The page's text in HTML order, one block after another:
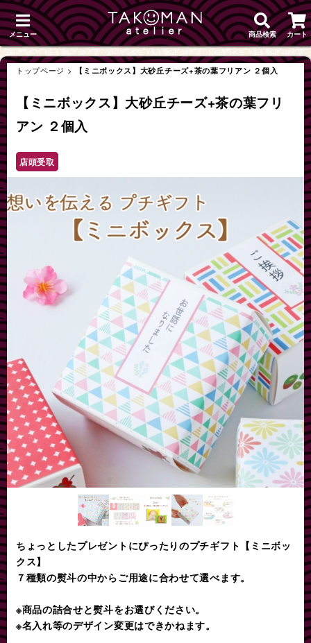
メニュー 商品検索 カート
トップページ > 【ミニボックス】大砂丘チーズ+茶の葉フリアン ２個入
【ミニボックス】大砂丘チーズ+茶の葉フリ
アン ２個入
店頭受取
ちょっとしたプレゼントにぴったりのプチギフト【ミニボッ
クス】
７種類の熨斗の中からご用途に合わせて選べます。
※商品の詰合せと熨斗をお選びください。
※名入れ等のデザイン変更はできかねます。